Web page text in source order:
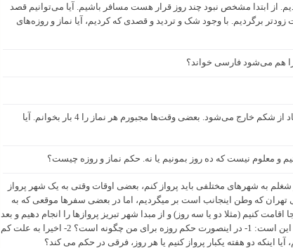
ابتدا مشخص نبود چند روز قرار هست مسافر باشیم. آیا می‌توانیم قصد
برگردیم. با وجود شک و تردید و قصدی که کردیم، آیا نماز و روزه‌های
را هم می‌شود فارسی خواند؟
بنده مشکلم روده پر از هوا است و در طول نماز باد از شکم خارج می‌شود. بعضی وقت‌ها مجبورم هر نماز را 4 بار بخوانم. آیا
معلوم نیست که ده روز بمونیم یا نه. حکم نماز و روزه چیست؟
به شهرهای مختلفی باید پرواز کنم، بعضی اوقات وقتی به یک شهر پرواز
تهران که وطن اینجانب است بر میگردیم، اما در بعضی سفرها موقعی که به
اقامت کنیم (مثلا دو یا سه روز) و از مبدا شهر تبریز پروازها را انجام دهیم و بعد
از دو یا سه روز به تهران بازگردیم. حال سوال من این است: 1- در اینصورت حکم روزه برای من چگونه است؟ 2- اخیرا به علت کم
آیا اینکه دو هفته یکبار پرواز کنیم یا هر روز، فرقی در حکم می کند؟